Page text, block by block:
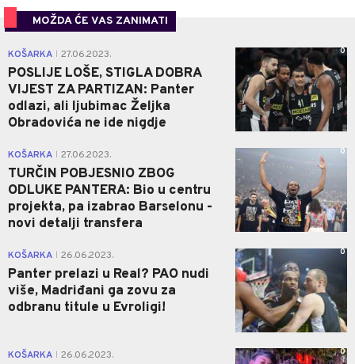
MOŽDA ĆE VAS ZANIMATI
KOŠARKA 27.06.2023.
POSLIJE LOŠE, STIGLA DOBRA
VIJEST ZA PARTIZAN: Panter
odlazi, ali ljubimac Željka
Obradovića ne ide nigdje
0
KOŠARKA 27.06.2023.
TURČIN POBJESNIO ZBOG
ODLUKE PANTERA: Bio u centru
projekta, pa izabrao Barselonu -
novi detalji transfera
0
KOŠARKA 26.06.2023.
Panter prelazi u Real? PAO nudi
više, Madriđani ga zovu za
odbranu titule u Evroligi!
0
KOŠARKA 26.06.2023. 0